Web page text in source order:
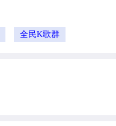
全民K歌群